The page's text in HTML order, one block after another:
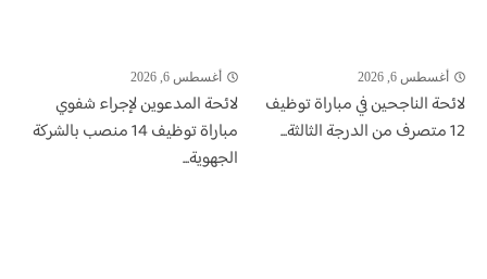
أغسطس 6, 2026
لائحة الناجحين في مباراة توظيف
12 متصرف من الدرجة الثالثة...
أغسطس 6, 2026
لائحة المدعوين لإجراء شفوي
مباراة توظيف 14 منصب بالشركة
الجهوية...